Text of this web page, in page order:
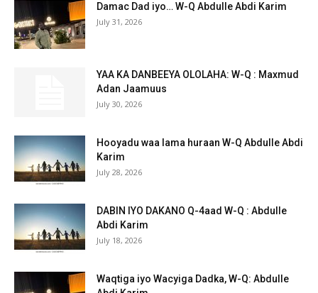
Damac Dad iyo… W-Q Abdulle Abdi Karim
July 31, 2026
YAA KA DANBEEYA OLOLAHA: W-Q : Maxmud
Adan Jaamuus
July 30, 2026
Hooyadu waa lama huraan W-Q Abdulle Abdi
Karim
July 28, 2026
DABIN IYO DAKANO Q-4aad W-Q : Abdulle
Abdi Karim
July 18, 2026
Waqtiga iyo Wacyiga Dadka, W-Q: Abdulle